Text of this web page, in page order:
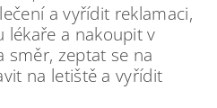
a vyřídit reklamaci,
a nakoupit v
směr, zeptat se na
na letiště a vyřídit